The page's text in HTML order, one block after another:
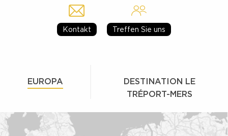
Kontakt Treffen Sie uns
EUROPA
DESTINATION LE
TRÉPORT-MERS